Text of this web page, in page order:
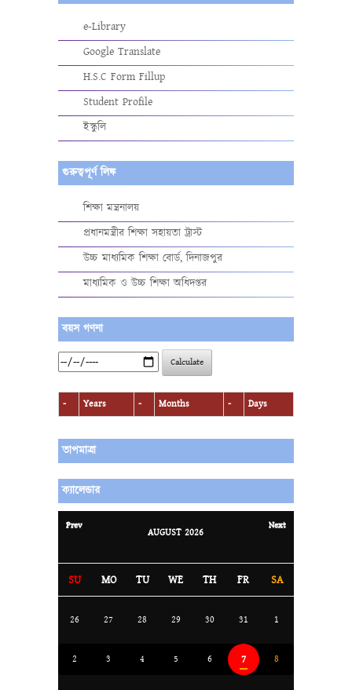
e-Library
Google Translate
H.S.C Form Fillup
Student Profile
ইস্কুলি
গুরুত্বপূর্ণ লিঙ্ক
শিক্ষা মন্ত্রনালয়
প্রধানমন্ত্রীর শিক্ষা সহায়তা ট্রাস্ট
উচ্চ মাধ্যমিক শিক্ষা বোর্ড, দিনাজপুর
মাধ্যমিক ও উচ্চ শিক্ষা অধিদপ্তর
বয়স গণনা
Calculate
- Years - Months - Days
তাপমাত্রা
ক্যালেন্ডার
Prev
AUGUST 2026
Next
SU MO TU WE TH FR SA
26 27 28 29 30 31 1
2 3 4 5 6 7 8